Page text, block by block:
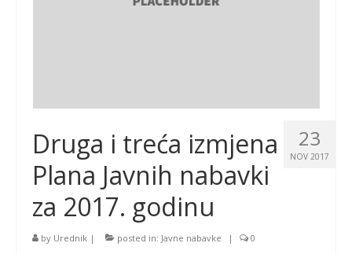
23
NOV 2017
Druga i treća izmjena
Plana Javnih nabavki
za 2017. godinu
by Urednik | posted in: Javne nabavke | 0